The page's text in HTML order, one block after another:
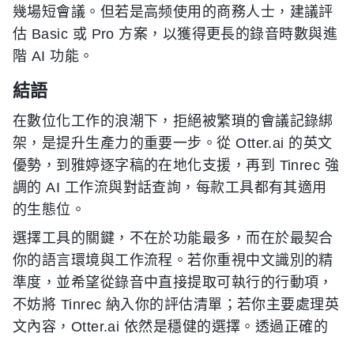
幾場短會議。但若是高频使用的商務人士，建議評
估 Basic 或 Pro 方案，以獲得更長的錄音時數與進
階 AI 功能。
結語
在數位化工作的浪潮下，拒絕被繁瑣的會議記錄綁
架，是提升生產力的重要一步。從 Otter.ai 的英文
優勢，到雅婷逐字稿的在地化支援，再到 Tinrec 強
調的 AI 工作流與對話查詢，每款工具都有其適用
的生態位。
選擇工具的關鍵，不在於功能最多，而在於最契合
你的語言環境與工作流程。若你重視中文識別的精
準度，並希望從錄音中直接提取可執行的行動項，
不妨將 Tinrec 納入你的評估清單；若你主要處理英
文內容，Otter.ai 依然是穩健的選擇。透過正確的